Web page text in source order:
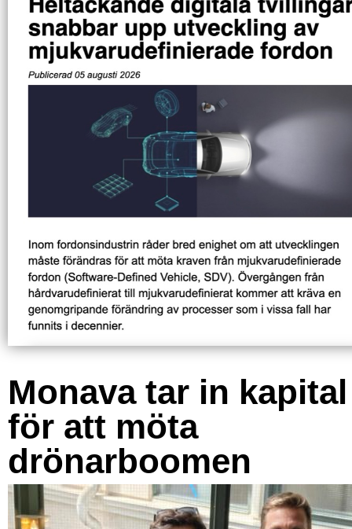
Monava tar in kapital
för att möta
drönarboomen